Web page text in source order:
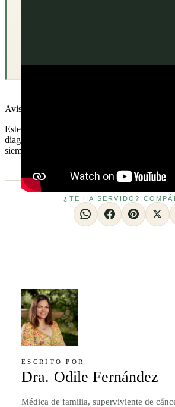
Aviso médico
Este contenido es informativo y educativo.
diagnóstico o tratamiento de un profesional
siempre a tu médico antes de tomar
¿TE HA SERVIDO?
ESCRITO POR
Dra. Odile Fernández
Médica de familia, superviviente de